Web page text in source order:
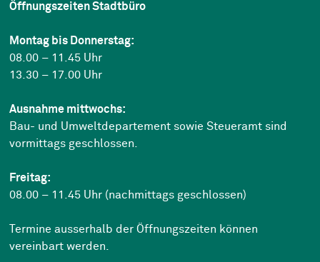
Öffnungszeiten Stadtbüro
Montag bis Donnerstag:
08.00 – 11.45 Uhr
13.30 – 17.00 Uhr
Ausnahme mittwochs:
Bau- und Umweltdepartement sowie Steueramt sind
vormittags geschlossen.
Freitag:
08.00 – 11.45 Uhr (nachmittags geschlossen)
Termine ausserhalb der Öffnungszeiten können
vereinbart werden.